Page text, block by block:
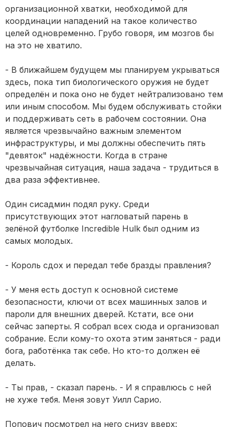
организационной хватки, необходимой для
координации нападений на такое количество
целей одновременно. Грубо говоря, им мозгов бы
на это не хватило.
- В ближайшем будущем мы планируем укрываться
здесь, пока тип биологического оружия не будет
определён и пока оно не будет нейтрализовано тем
или иным способом. Мы будем обслуживать стойки
и поддерживать сеть в рабочем состоянии. Она
является чрезвычайно важным элементом
инфраструктуры, и мы должны обеспечить пять
"девяток" надёжности. Когда в стране
чрезвычайная ситуация, наша задача - трудиться в
два раза эффективнее.
Один сисадмин подял руку. Среди
присутствующих этот нагловатый парень в
зелёной футболке Incredible Hulk был одним из
самых молодых.
- Король сдох и передал тебе бразды правления?
- У меня есть доступ к основной системе
безопасности, ключи от всех машинных залов и
пароли для внешних дверей. Кстати, все они
сейчас заперты. Я собрал всех сюда и организовал
собрание. Если кому-то охота этим заняться - ради
бога, работёнка так себе. Но кто-то должен её
делать.
- Ты прав, - сказал парень. - И я справлюсь с ней
не хуже тебя. Меня зовут Уилл Сарио.
Попович посмотрел на него снизу вверх: